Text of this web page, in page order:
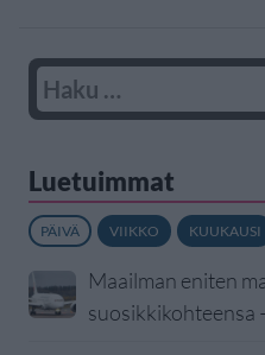
Luetuimmat
PÄIVÄ VIIKKO KUUKAUSI
Maailman eniten
suosikkikohteensa